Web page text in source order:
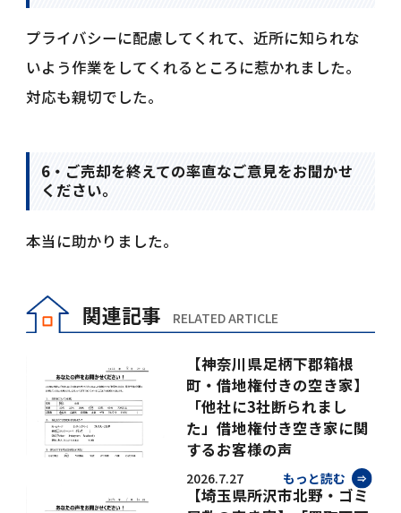
プライバシーに配慮してくれて、近所に知られな
いよう作業をしてくれるところに惹かれました。
対応も親切でした。
6・ご売却を終えての率直なご意見をお聞かせ
ください。
本当に助かりました。
関連記事 RELATED ARTICLE
【神奈川県足柄下郡箱根
町・借地権付きの空き家】
「他社に3社断られまし
た」借地権付き空き家に関
するお客様の声
2026.7.27 もっと読む
【埼玉県所沢市北野・ゴミ